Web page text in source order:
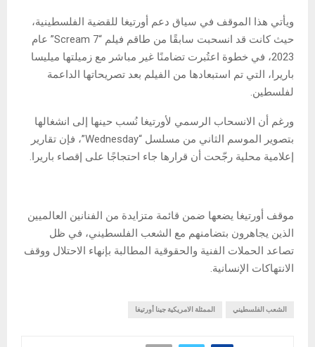
ويأتي هذا الموقف في سياق دعم أورتيغا للقضية الفلسطينية،
حيث كانت قد انسحبت سابقًا من طاقم فيلم “Scream 7” عام
2023، في خطوة اعتُبرت تضامنًا غير مباشر مع زميلتها ميليسا
باريرا، التي تم استبعادها من الفيلم بعد تصريحاتها الداعمة
لفلسطين.
ورغم أن الانسحاب الرسمي لأورتيغا نُسب حينها إلى انشغالها
بتصوير الموسم الثاني من مسلسل “Wednesday”، فإن تقارير
إعلامية محلية رجّحت أن قرارها جاء احتجاجًا على إقصاء باريرا.
موقف أورتيغا يضعها ضمن قائمة متزايدة من الفنانين العالميين
الذين يجاهرون بتضامنهم مع الشعب الفلسطيني، في ظل
تصاعد الحملات الفنية والحقوقية المطالبة بإنهاء الاحتلال ووقف
الانتهاكات الإنسانية.
الشعب الفلسطيني الممثلة الامريكية جينا أورتيغا